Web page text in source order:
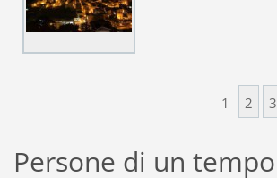
1 2 3
Persone di un tempo